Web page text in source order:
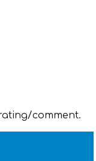
comment.